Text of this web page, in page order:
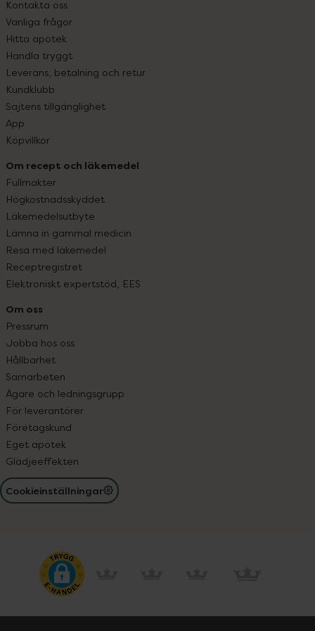
Kontakta oss
Vanliga frågor
Hitta apotek
Handla tryggt
Leverans, betalning och retur
Kundklubb
Sajtens tillgänglighet
App
Köpvillkor
Om recept och läkemedel
Fullmakter
Högkostnadsskyddet
Läkemedelsutbyte
Lämna in gammal medicin
Resa med läkemedel
Receptregistret
Elektroniskt expertstöd, EES
Om oss
Pressrum
Jobba hos oss
Hållbarhet
Samarbeten
Ägare och ledningsgrupp
För leverantörer
Företagskund
Eget apotek
Glädjeeffekten
Cookieinställningar